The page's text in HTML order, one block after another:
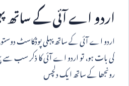
اردو اے آئی کے ساتھ
اردو اے آئی کے ساتھ پہلی پوڈکاسٹ
کی بات ہو، تو اردو اے آئی کا ذکر سب سے
رونجھا کے ساتھ ایک دلچس